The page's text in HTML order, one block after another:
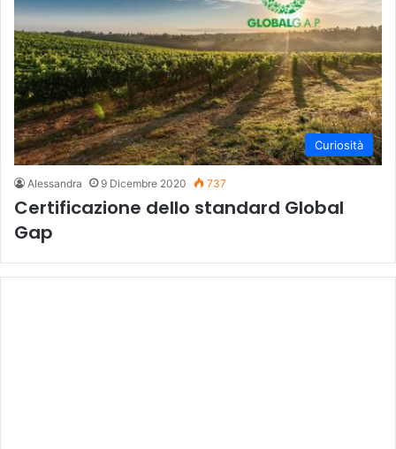
Curiosità
Alessandra 9 Dicembre 2020 737
Certificazione dello standard Global
Gap